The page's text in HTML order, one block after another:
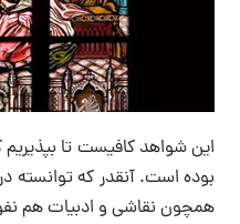
این شواهد کافیست تا
بوده است. آنقدر که توانسته
همچون نقاشی و ادبیات هم